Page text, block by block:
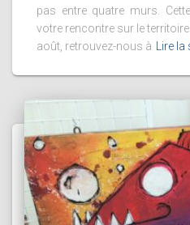
pas entre quatre murs.
votre rencontre sur le territoire
août, retrouvez-nous à
Lire la